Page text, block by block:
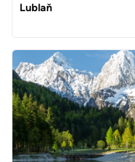
Lublaň